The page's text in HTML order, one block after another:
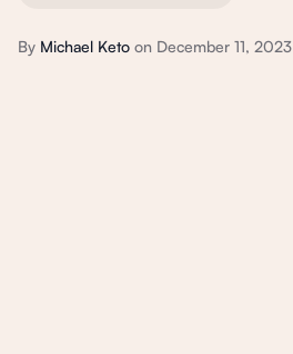
By Michael Keto on December 11, 2023